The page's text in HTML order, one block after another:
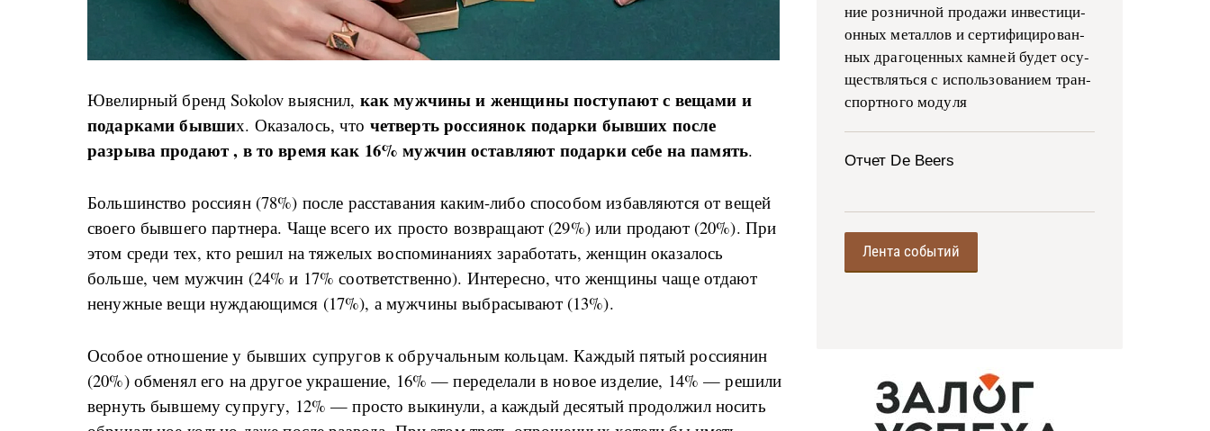
Ювелирный бренд Sokolov выяснил, как мужчины и женщины поступают с вещами и
подарками бывших. Оказалось, что четверть россиянок подарки бывших после
разрыва продают , в то время как 16% мужчин оставляют подарки себе на память.
Большинство россиян (78%) после расставания каким-либо способом избавляются от вещей
своего бывшего партнера. Чаще всего их просто возвращают (29%) или продают (20%). При
этом среди тех, кто решил на тяжелых воспоминаниях заработать, женщин оказалось
больше, чем мужчин (24% и 17% соответственно). Интересно, что женщины чаще отдают
ненужные вещи нуждающимся (17%), а мужчины выбрасывают (13%).
Особое отношение у бывших супругов к обручальным кольцам. Каждый пятый россиянин
(20%) обменял его на другое украшение, 16% — переделали в новое изделие, 14% — решили
вернуть бывшему супругу, 12% — просто выкинули, а каждый десятый продолжил носить
ние роз­ни­ч­ной про­да­жи ин­ве­сти­ци­
он­ных ме­тал­лов и сер­ти­фи­ци­ро­ван­
ных дра­го­цен­ных ка­м­ней бу­дет осу­
ще­ств­лять­ся с ис­поль­зо­ва­ни­ем тран­
с­пор­т­но­го мо­ду­ля
Отчет De Beers
Лента событий